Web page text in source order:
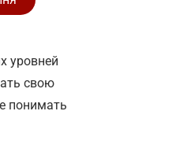
уровней
свою
понимать